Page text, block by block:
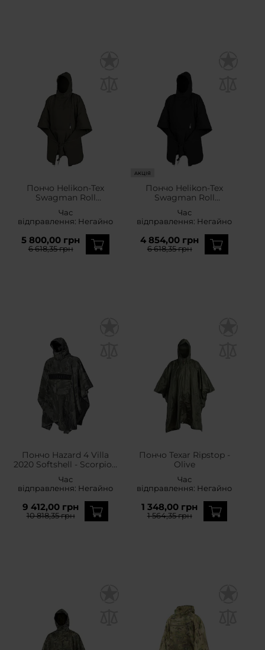
Пончо Helikon-Tex
Swagman Roll
функцією спального
мішка - Taiga Green
Час
відправлення: Негайно
5 800,00 грн
6 618,35 грн
АКЦІЯ
Пончо Helikon-Tex
Swagman Roll
функцією спального
мішка - Black
Час
відправлення: Негайно
4 854,00 грн
6 618,35 грн
Пончо Hazard 4 Villa
2020 Softshell - Scorpion
Час
відправлення: Негайно
9 412,00 грн
10 818,35 грн
Пончо Texar Ripstop -
Olive
Час
відправлення: Негайно
1 348,00 грн
1 564,35 грн